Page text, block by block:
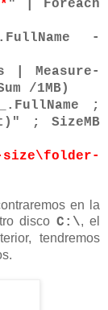
" | Foreach
-
Measure-
/1MB)
;
; SizeMB
en la
disco C:\, el
tendremos